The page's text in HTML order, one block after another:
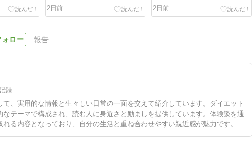
2日前
2日前
報告
録
、実用的な情報と生々しい日常の一面を交えて紹介しています。ダイエット
テーマで構成され、読む人に身近さと励ましを提供しています。体験談を通
る内容となっており、自分の生活と重ね合わせやすい親近感が魅力です。